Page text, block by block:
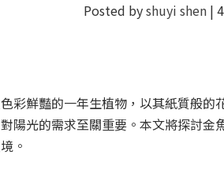
Posted byshuyi shen|
彩鮮豔的一年生植物，以其紙質般
陽光的需求至關重要。本文將探討
。